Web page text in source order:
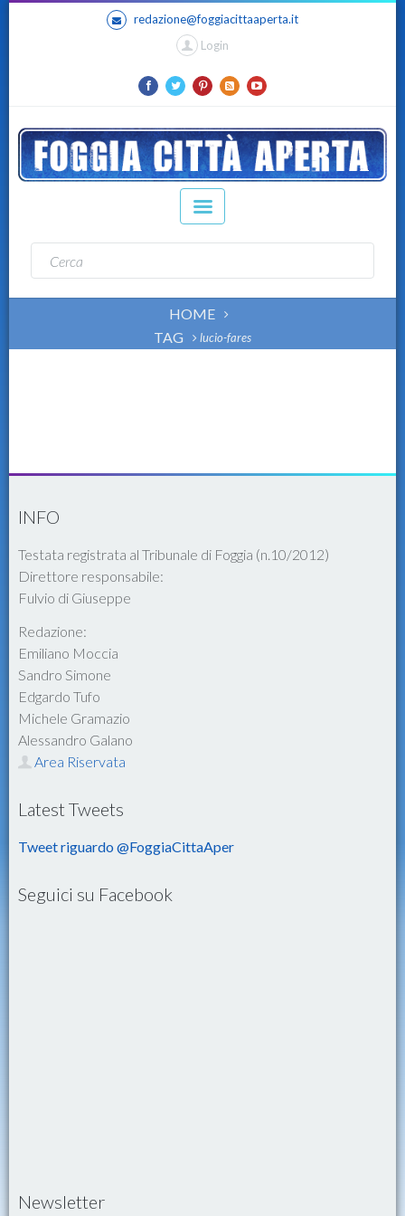
redazione@foggiacittaaperta.it
Login
HOME
TAG
lucio-fares
INFO
Testata registrata al Tribunale di Foggia (n.10/2012)
Direttore responsabile:
Fulvio di Giuseppe
Redazione:
Emiliano Moccia
Sandro Simone
Edgardo Tufo
Michele Gramazio
Alessandro Galano
Area Riservata
Latest Tweets
Tweet riguardo @FoggiaCittaAper
Seguici su Facebook
Newsletter